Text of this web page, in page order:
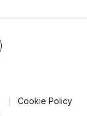
Cookie Policy